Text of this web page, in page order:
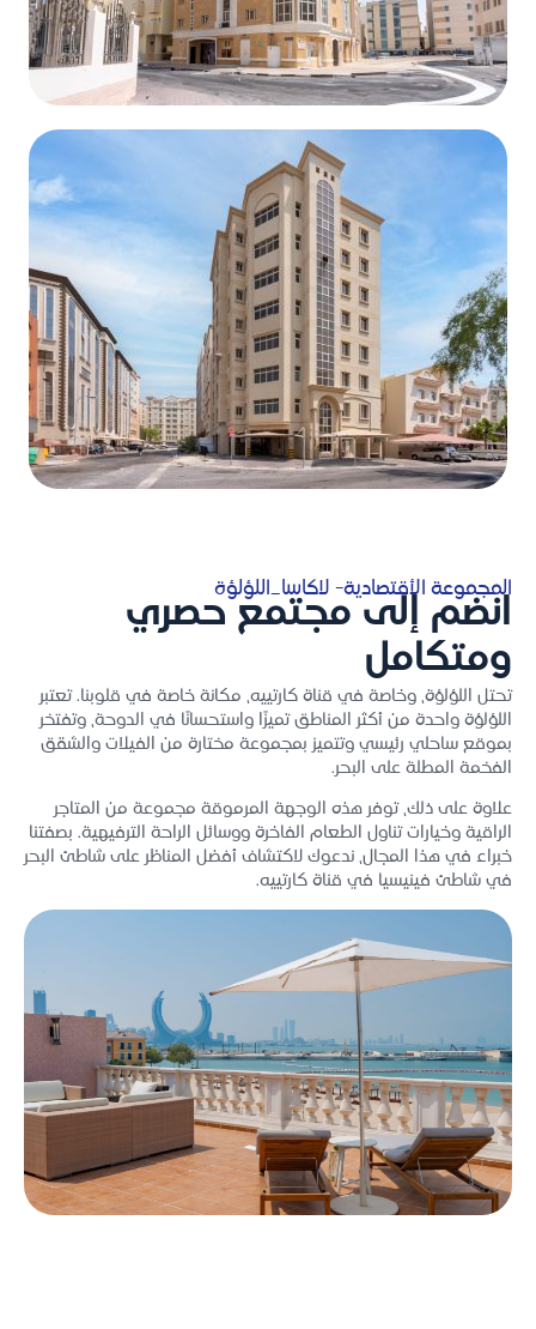
المجموعة الأقتصادية- لاكاسا_اللؤلؤة
انضم إلى مجتمع حصري
ومتكامل
تحتل اللؤلؤة، وخاصة في قناة كارتييه، مكانة خاصة في قلوبنا. تعتبر
اللؤلؤة واحدة من أكثر المناطق تميزًا واستحسانًا في الدوحة، وتفتخر
بموقع ساحلي رئيسي وتتميز بمجموعة مختارة من الفيلات والشقق
الفخمة المطلة على البحر.
علاوة على ذلك، توفر هذه الوجهة المرموقة مجموعة من المتاجر
الراقية وخيارات تناول الطعام الفاخرة ووسائل الراحة الترفيهية. بصفتنا
خبراء في هذا المجال، ندعوك لاكتشاف أفضل المناظر على شاطئ البحر
في شاطئ فينيسيا في قناة كارتييه.